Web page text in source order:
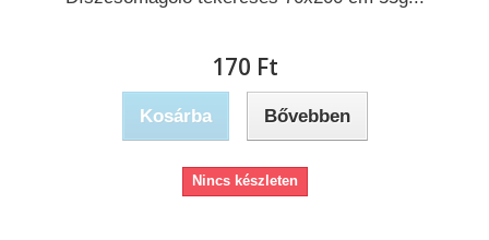
170 Ft‎
Kosárba Bővebben
Nincs készleten